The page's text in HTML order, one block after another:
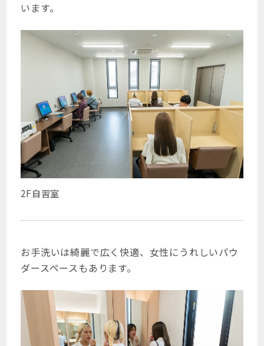
います。
2F自習室
お手洗いは綺麗で広く快適、女性にうれしいパウ
ダースペースもあります。